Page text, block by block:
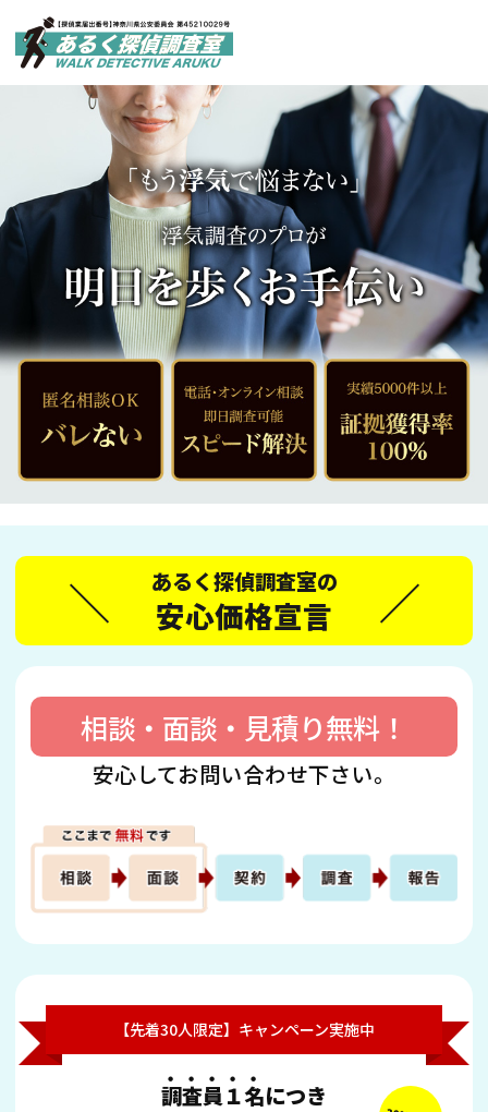
あるく探偵調査室の
安心価格宣言
相談・面談・見積り無料！
安心してお問い合わせ下さい。
【先着30人限定】キャンペーン実施中
調査員１名につき